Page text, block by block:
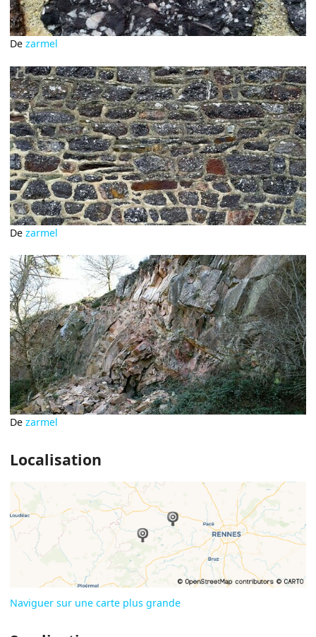
Dezarmel
Dezarmel
Dezarmel
Localisation
Naviguer sur une carte plus grande